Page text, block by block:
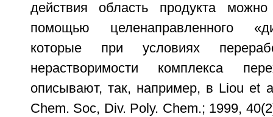
действия область продукта
помощью целенаправленного
которые при условиях
нерастворимости комплекса
описывают, так, например, в Liou et
Chem. Soc, Div. Poly. Chem.; 1999,